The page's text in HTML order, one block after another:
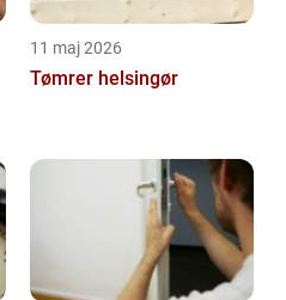
11 maj 2026
Tømrer helsingør